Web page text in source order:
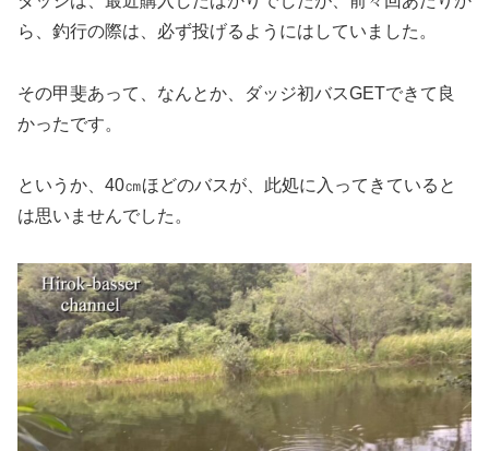
ら、釣行の際は、必ず投げるようにはしていました。
その甲斐あって、なんとか、ダッジ初バスGETできて良
かったです。
というか、40㎝ほどのバスが、此処に入ってきていると
は思いませんでした。